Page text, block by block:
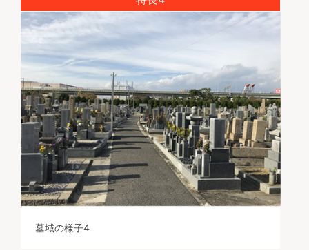
墓域の様子4